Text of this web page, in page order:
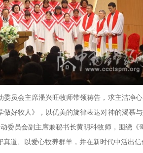
员会主席潘兴旺牧师带领祷告，求主洁净
好牧人》，以优美的旋律表达对神的渴慕
委员会副主席兼秘书长黄明科牧师，围绕《
道、以爱心牧养群羊，并在新时代中活出信